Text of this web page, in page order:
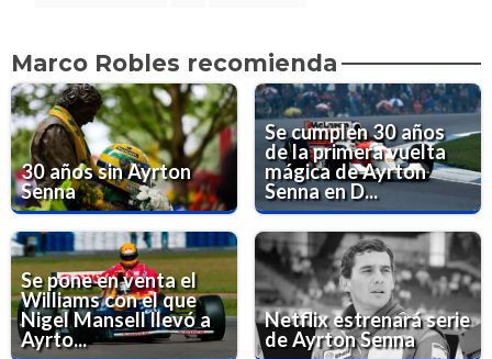
Marco Robles recomienda
30 años sin Ayrton
Senna
Se cumplen 30 años
de la primera vuelta
mágica de Ayrton
Senna en D...
Se pone en venta el
Williams con el que
Nigel Mansell llevó a
Ayrto...
Netflix estrenará serie
de Ayrton Senna